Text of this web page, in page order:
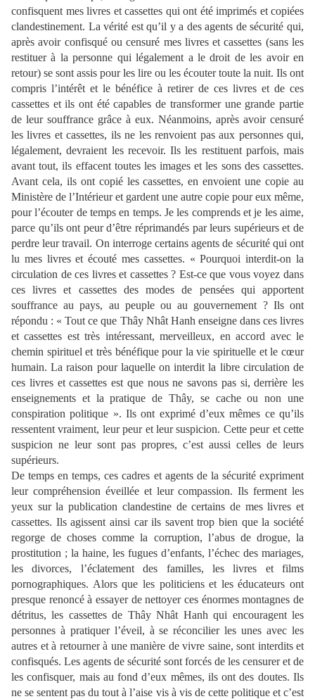
confisquent mes livres et cassettes qui ont été imprimés et copiées
clandestinement. La vérité est qu’il y a des agents de sécurité qui,
après avoir confisqué ou censuré mes livres et cassettes (sans les
restituer à la personne qui légalement a le droit de les avoir en
retour) se sont assis pour les lire ou les écouter toute la nuit. Ils ont
compris l’intérêt et le bénéfice à retirer de ces livres et de ces
cassettes et ils ont été capables de transformer une grande partie
de leur souffrance grâce à eux. Néanmoins, après avoir censuré
les livres et cassettes, ils ne les renvoient pas aux personnes qui,
légalement, devraient les recevoir. Ils les restituent parfois, mais
avant tout, ils effacent toutes les images et les sons des cassettes.
Avant cela, ils ont copié les cassettes, en envoient une copie au
Ministère de l’Intérieur et gardent une autre copie pour eux même,
pour l’écouter de temps en temps. Je les comprends et je les aime,
parce qu’ils ont peur d’être réprimandés par leurs supérieurs et de
perdre leur travail. On interroge certains agents de sécurité qui ont
lu mes livres et écouté mes cassettes. « Pourquoi interdit-on la
circulation de ces livres et cassettes ? Est-ce que vous voyez dans
ces livres et cassettes des modes de pensées qui apportent
souffrance au pays, au peuple ou au gouvernement ? Ils ont
répondu : « Tout ce que Thây Nhât Hanh enseigne dans ces livres
et cassettes est très intéressant, merveilleux, en accord avec le
chemin spirituel et très bénéfique pour la vie spirituelle et le cœur
humain. La raison pour laquelle on interdit la libre circulation de
ces livres et cassettes est que nous ne savons pas si, derrière les
enseignements et la pratique de Thây, se cache ou non une
conspiration politique ». Ils ont exprimé d’eux mêmes ce qu’ils
ressentent vraiment, leur peur et leur suspicion. Cette peur et cette
suspicion ne leur sont pas propres, c’est aussi celles de leurs
supérieurs.
De temps en temps, ces cadres et agents de la sécurité expriment
leur compréhension éveillée et leur compassion. Ils ferment les
yeux sur la publication clandestine de certains de mes livres et
cassettes. Ils agissent ainsi car ils savent trop bien que la société
regorge de choses comme la corruption, l’abus de drogue, la
prostitution ; la haine, les fugues d’enfants, l’échec des mariages,
les divorces, l’éclatement des familles, les livres et films
pornographiques. Alors que les politiciens et les éducateurs ont
presque renoncé à essayer de nettoyer ces énormes montagnes de
détritus, les cassettes de Thây Nhât Hanh qui encouragent les
personnes à pratiquer l’éveil, à se réconcilier les unes avec les
autres et à retourner à une manière de vivre saine, sont interdits et
confisqués. Les agents de sécurité sont forcés de les censurer et de
les confisquer, mais au fond d’eux mêmes, ils ont des doutes. Ils
ne se sentent pas du tout à l’aise vis à vis de cette politique et c’est